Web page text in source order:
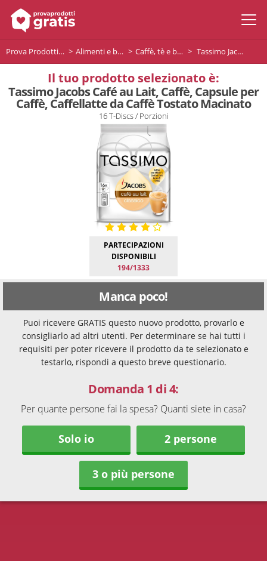
Prova Prodotti Gratis Alimenti e bevande Caffè, tè e bevande Tassimo Jacobs Café au Lait, Caffè, Capsule per Caffè, Caffellatte da Caffè Tostato Macinato
Il tuo prodotto selezionato è:
Tassimo Jacobs Café au Lait, Caffè, Capsule per
Caffè, Caffellatte da Caffè Tostato Macinato
16 T-Discs / Porzioni
PARTECIPAZIONI
DISPONIBILI
194/1333
Manca poco!
Puoi ricevere GRATIS questo nuovo prodotto, provarlo e
consigliarlo ad altri utenti. Per determinare se hai tutti i
requisiti per poter ricevere il prodotto da te selezionato e
testarlo, rispondi a questo breve questionario.
Domanda 1 di 4:
Per quante persone fai la spesa? Quanti siete in casa?
Solo io 2 persone
3 o più persone